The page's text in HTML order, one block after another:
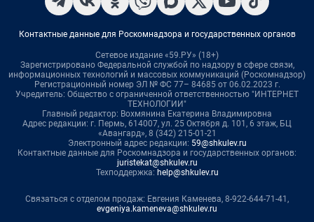
Контактные данные для Роскомнадзора и государственных органов
Сетевое издание «59.РУ» (18+)
Зарегистрировано Федеральной службой по надзору в сфере связи,
информационных технологий и массовых коммуникаций (Роскомнадзор)
Регистрационный номер ЭЛ № ФС 77– 84685 от 06.02.2023 г.
Учредитель: Общество с ограниченной ответственностью "ИНТЕРНЕТ
ТЕХНОЛОГИИ"
Главный редактор: Вохмянина Екатерина Владимировна
Адрес редакции: г. Пермь, 614007, ул. 25 Октября д. 101, 6 этаж, БЦ
«Авангард», 8 (342) 215-01-21
Электронный адрес редакции: 59@shkulev.ru
Контактные данные для Роскомнадзора и государственных органов:
juristekat@shkulev.ru
Техподдержка: help@shkulev.ru
Связаться с отделом продаж: Евгения Каменева, 8-922-644-71-41,
evgeniya.kameneva@shkulev.ru